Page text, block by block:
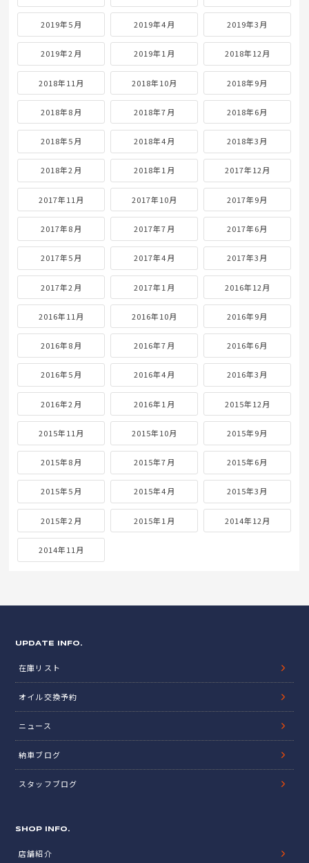
2019年5月 2019年4月 2019年3月
2019年2月 2019年1月 2018年12月
2018年11月 2018年10月 2018年9月
2018年8月 2018年7月 2018年6月
2018年5月 2018年4月 2018年3月
2018年2月 2018年1月 2017年12月
2017年11月 2017年10月 2017年9月
2017年8月 2017年7月 2017年6月
2017年5月 2017年4月 2017年3月
2017年2月 2017年1月 2016年12月
2016年11月 2016年10月 2016年9月
2016年8月 2016年7月 2016年6月
2016年5月 2016年4月 2016年3月
2016年2月 2016年1月 2015年12月
2015年11月 2015年10月 2015年9月
2015年8月 2015年7月 2015年6月
2015年5月 2015年4月 2015年3月
2015年2月 2015年1月 2014年12月
2014年11月
UPDATE INFO.
在庫リスト
オイル交換予約
ニュース
納車ブログ
スタッフブログ
SHOP INFO.
店舗紹介